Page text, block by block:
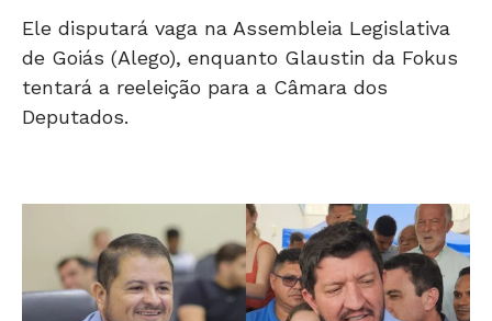
Ele disputará vaga na Assembleia Legislativa
de Goiás (Alego), enquanto Glaustin da Fokus
tentará a reeleição para a Câmara dos
Deputados.